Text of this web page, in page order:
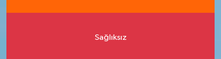
Sağlıksız